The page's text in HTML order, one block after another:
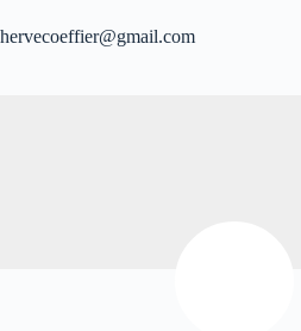
hervecoeffier@gmail.com